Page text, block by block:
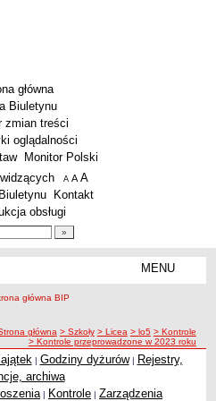
główna
Biuletynu
zmian treści
oglądalności
Monitor Polski
A pomniejsz czcionkę
A standardowy rozmiar czcionki
A
Kontakt
obsługi
MENU
nawigacji
główna > Szkoły > Licea > lo5 > Kontrole
> Kontrole przeprowadzone w 2023 roku
| Godziny dyżurów| Rejestry,
archiwa
| Kontrole | Zarządzenia